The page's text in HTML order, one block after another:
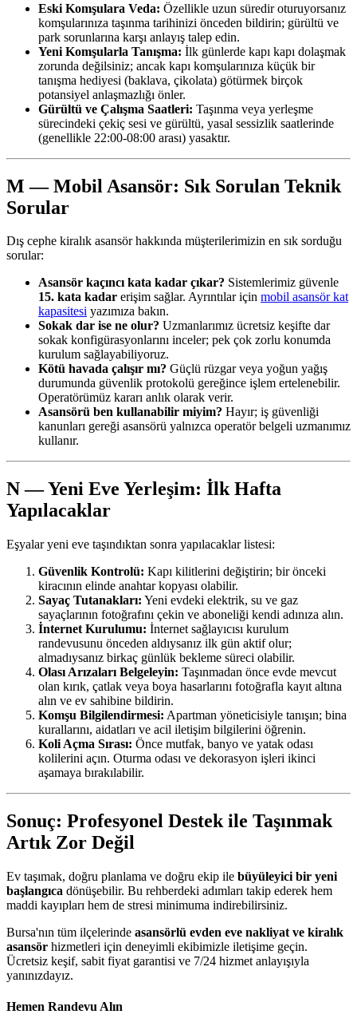
Eski Komşulara Veda: Özellikle uzun süredir oturuyorsanız
komşularınıza taşınma tarihinizi önceden bildirin; gürültü ve
park sorunlarına karşı anlayış talep edin.
Yeni Komşularla Tanışma: İlk günlerde kapı kapı dolaşmak
zorunda değilsiniz; ancak kapı komşularınıza küçük bir
tanışma hediyesi (baklava, çikolata) götürmek birçok
potansiyel anlaşmazlığı önler.
Gürültü ve Çalışma Saatleri: Taşınma veya yerleşme
sürecindeki çekiç sesi ve gürültü, yasal sessizlik saatlerinde
(genellikle 22:00-08:00 arası) yasaktır.
M — Mobil Asansör: Sık Sorulan Teknik
Sorular
Dış cephe kiralık asansör hakkında müşterilerimizin en sık sorduğu
sorular:
Asansör kaçıncı kata kadar çıkar? Sistemlerimiz güvenle
15. kata kadar erişim sağlar. Ayrıntılar için mobil asansör kat
kapasitesi yazımıza bakın.
Sokak dar ise ne olur? Uzmanlarımız ücretsiz keşifte dar
sokak konfigürasyonlarını inceler; pek çok zorlu konumda
kurulum sağlayabiliyoruz.
Kötü havada çalışır mı? Güçlü rüzgar veya yoğun yağış
durumunda güvenlik protokolü gereğince işlem ertelenebilir.
Operatörümüz kararı anlık olarak verir.
Asansörü ben kullanabilir miyim? Hayır; iş güvenliği
kanunları gereği asansörü yalnızca operatör belgeli uzmanımız
kullanır.
N — Yeni Eve Yerleşim: İlk Hafta
Yapılacaklar
Eşyalar yeni eve taşındıktan sonra yapılacaklar listesi:
Güvenlik Kontrolü: Kapı kilitlerini değiştirin; bir önceki
kiracının elinde anahtar kopyası olabilir.
Sayaç Tutanakları: Yeni evdeki elektrik, su ve gaz
sayaçlarının fotoğrafını çekin ve aboneliği kendi adınıza alın.
İnternet Kurulumu: İnternet sağlayıcısı kurulum
randevusunu önceden aldıysanız ilk gün aktif olur;
almadıysanız birkaç günlük bekleme süreci olabilir.
Olası Arızaları Belgeleyin: Taşınmadan önce evde mevcut
olan kırık, çatlak veya boya hasarlarını fotoğrafla kayıt altına
alın ve ev sahibine bildirin.
Komşu Bilgilendirmesi: Apartman yöneticisiyle tanışın; bina
kurallarını, aidatları ve acil iletişim bilgilerini öğrenin.
Koli Açma Sırası: Önce mutfak, banyo ve yatak odası
kolilerini açın. Oturma odası ve dekorasyon işleri ikinci
aşamaya bırakılabilir.
Sonuç: Profesyonel Destek ile Taşınmak
Artık Zor Değil
Ev taşımak, doğru planlama ve doğru ekip ile büyüleyici bir yeni
başlangıca dönüşebilir. Bu rehberdeki adımları takip ederek hem
maddi kayıpları hem de stresi minimuma indirebilirsiniz.
Bursa'nın tüm ilçelerinde asansörlü evden eve nakliyat ve kiralık
asansör hizmetleri için deneyimli ekibimizle iletişime geçin.
Ücretsiz keşif, sabit fiyat garantisi ve 7/24 hizmet anlayışıyla
yanınızdayız.
Hemen Randevu Alın